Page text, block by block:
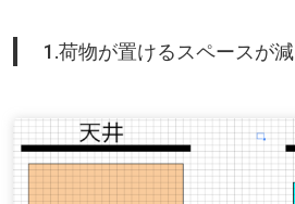
1.荷物が置けるスペースが